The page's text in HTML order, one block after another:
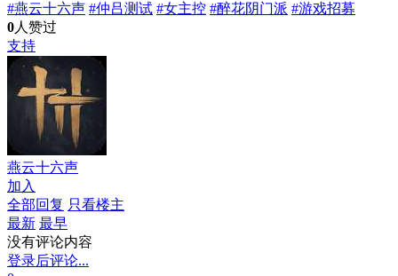
#燕云十六声 #仲吕测试 #女主控 #醉花阴门派 #游戏招募
0人赞过
支持
燕云十六声
加入
全部回复 只看楼主
最新 最早
没有评论内容
登录后评论...